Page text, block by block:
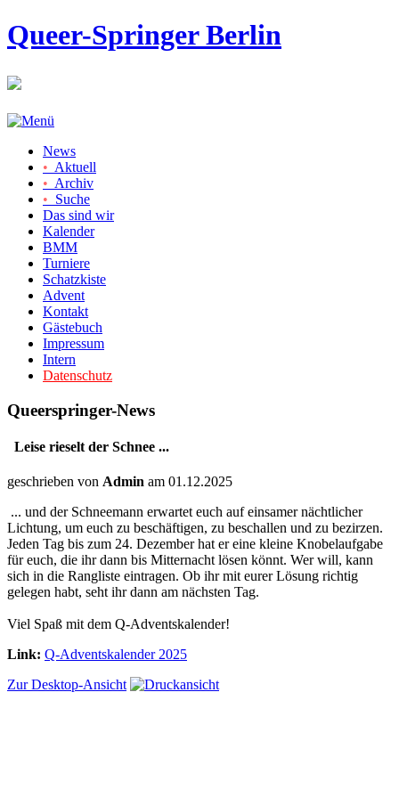
Queer-Springer Berlin
News
• Aktuell
• Archiv
• Suche
Das sind wir
Kalender
BMM
Turniere
Schatzkiste
Advent
Kontakt
Gästebuch
Impressum
Intern
Datenschutz
Queerspringer-News
Leise rieselt der Schnee ...
geschrieben von Admin am 01.12.2025
... und der Schneemann erwartet euch auf einsamer nächtlicher
Lichtung, um euch zu beschäftigen, zu beschallen und zu bezirzen.
Jeden Tag bis zum 24. Dezember hat er eine kleine Knobelaufgabe
für euch, die ihr dann bis Mitternacht lösen könnt. Wer will, kann
sich in die Rangliste eintragen. Ob ihr mit eurer Lösung richtig
gelegen habt, seht ihr dann am nächsten Tag.
Viel Spaß mit dem Q-Adventskalender!
Link: Q-Adventskalender 2025
Zur Desktop-Ansicht